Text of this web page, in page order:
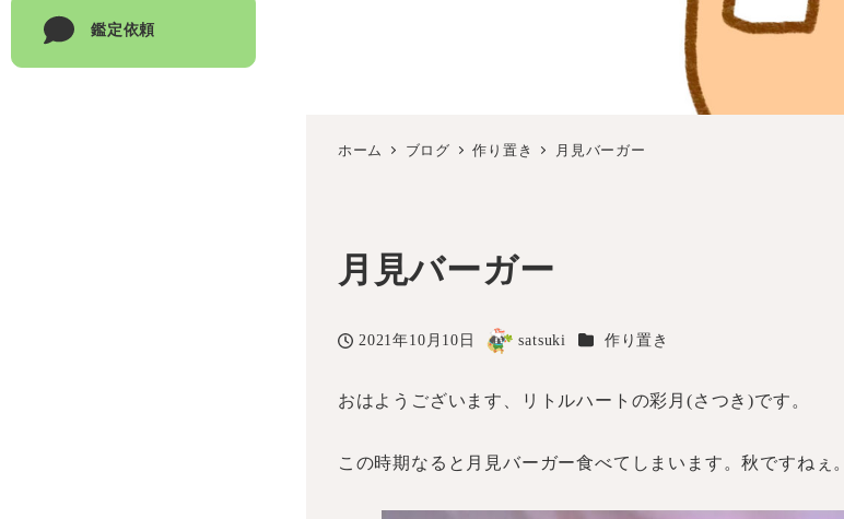
鑑定依頼
ホーム ブログ 作り置き 月見バーガー
月見バーガー
投稿日
2021年10月10日
著
satsuki カテゴリー
作り置き
おはようございます、リトルハートの彩月(さつき)です。
この時期なると月見バーガー食べてしまいます。秋ですねぇ。